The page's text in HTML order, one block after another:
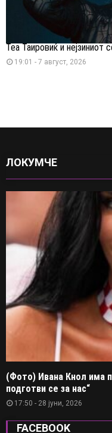
Теа Таировиќ и нејзиниот
19:01 - 7 август, 2026
ЛОКУМЧЕ
(Фото) Ивана Кнол има
подготви се за нас“
17:50 - 28 јуни, 2026
FACEBOOK